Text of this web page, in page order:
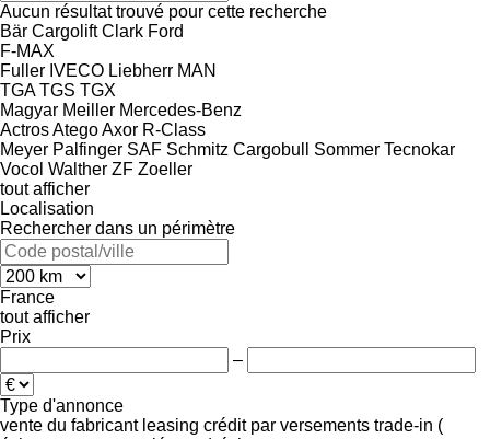
Aucun résultat trouvé pour cette recherche
Bär Cargolift Clark Ford
F-MAX
Fuller IVECO Liebherr MAN
TGA TGS TGX
Magyar Meiller Mercedes-Benz
ActrosAtegoAxor R-Class
Meyer Palfinger SAF Schmitz Cargobull Sommer Tecnokar
Vocol Walther ZF Zoeller
tout afficher
Localisation
Rechercher dans un périmètre
France
tout afficher
Prix
–
Type d'annonce
vente du fabricant leasing crédit par versements trade-in (